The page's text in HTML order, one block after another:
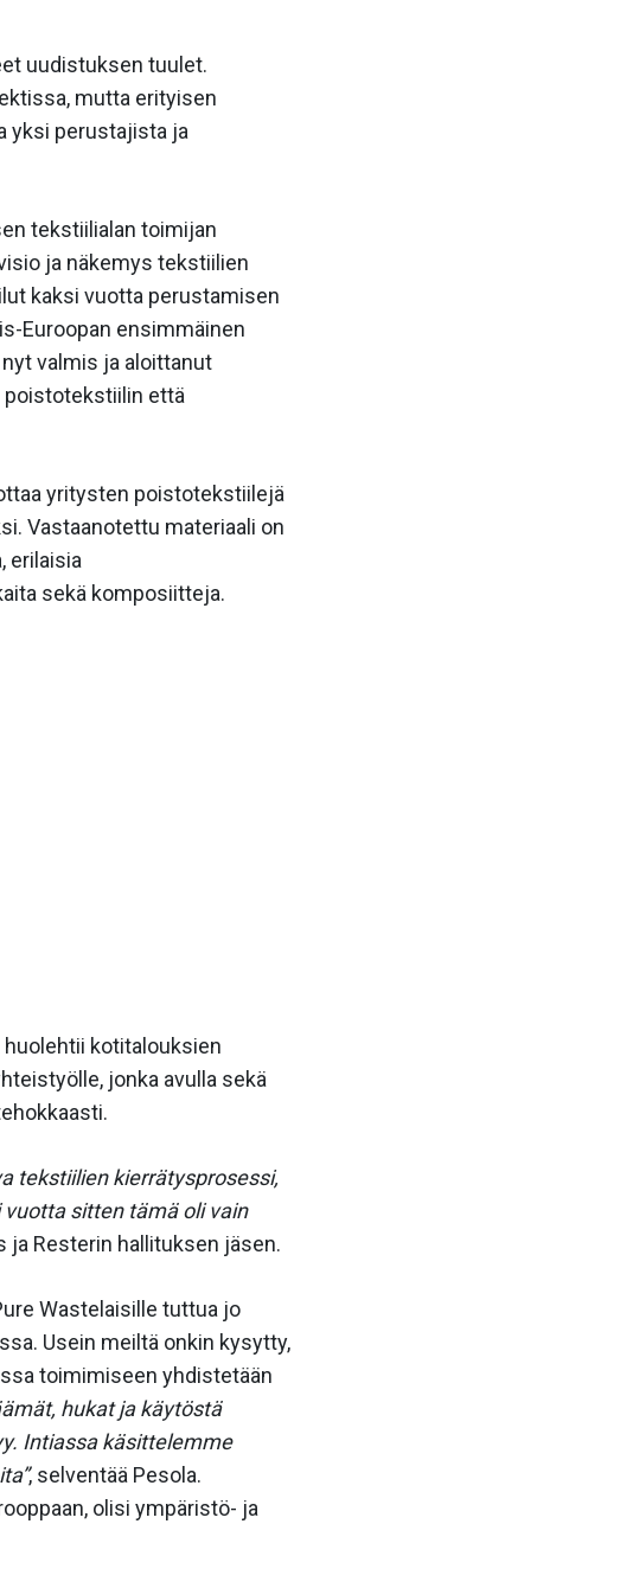
uudistuksen tuulet.
mutta erityisen
yksi perustajista ja
tekstiilialan toimijan
ja näkemys tekstiilien
kaksi vuotta perustamisen
Euroopan ensimmäinen
valmis ja aloittanut
poistotekstiilin että
yritysten poistotekstiilejä
Vastaanotettu materiaali on
erilaisia
sekä komposiitteja.
huolehtii kotitalouksien
jonka avulla sekä
tekstiilien kierrätysprosessi,
sitten tämä oli vain
ja Resterin hallituksen jäsen.
Wastelaisille tuttua jo
Usein meiltä onkin kysytty,
toimimiseen yhdistetään
hukat ja käytöstä
Intiassa käsittelemme
, selventää Pesola.
olisi ympäristö- ja